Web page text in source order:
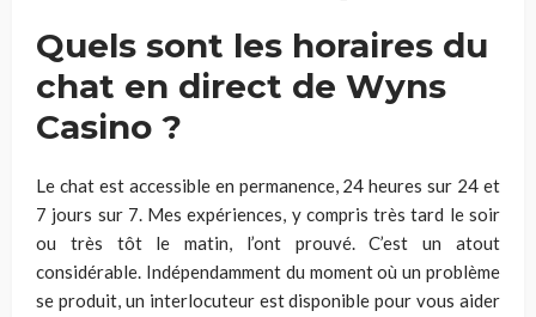
Quels sont les horaires du
chat en direct de Wyns
Casino ?
Le chat est accessible en permanence, 24 heures sur 24 et
7 jours sur 7. Mes expériences, y compris très tard le soir
ou très tôt le matin, l’ont prouvé. C’est un atout
considérable. Indépendamment du moment où un problème
se produit, un interlocuteur est disponible pour vous aider